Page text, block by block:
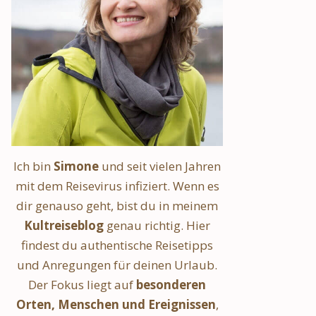
Ich bin Simone und seit vielen Jahren
mit dem Reisevirus infiziert. Wenn es
dir genauso geht, bist du in meinem
Kultreiseblog genau richtig. Hier
findest du authentische Reisetipps
und Anregungen für deinen Urlaub.
Der Fokus liegt auf besonderen
Orten, Menschen und Ereignissen,